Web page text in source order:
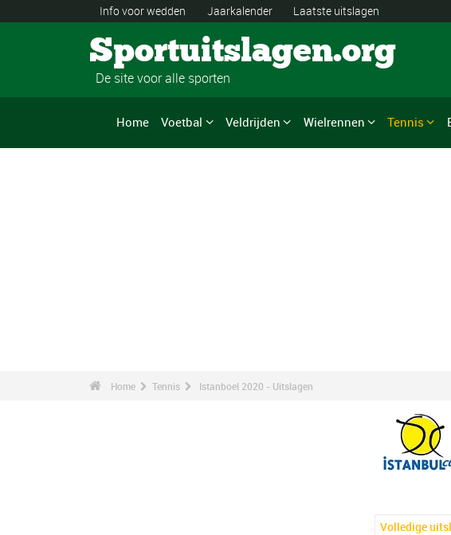
Info voor wedden Jaarkalender Laatste uitslagen
Sportuitslagen.org
De site voor alle sporten
Home Voetbal Veldrijden Wielrennen Tennis
Home Tennis Istanboel 2020 - Uitslagen
Volledige